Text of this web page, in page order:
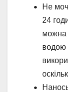
Не
24
можна
водою